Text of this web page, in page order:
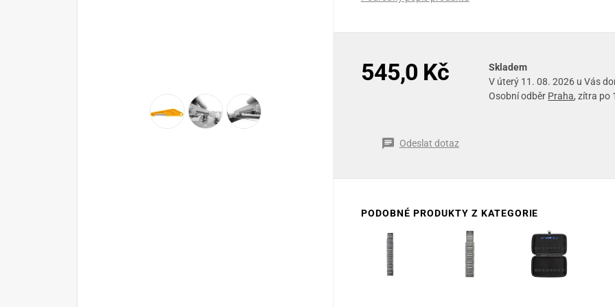
545,0 Kč
Skladem
V úterý 11. 08. 2026 u Vás
Osobní odběr Praha, zítra po
Odeslat dotaz
PODOBNÉ PRODUKTY Z KATEGORIE